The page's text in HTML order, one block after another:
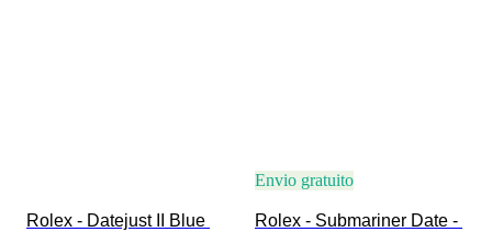
Rolex - Datejust II Blue
Envio gratuito
Rolex - Submariner Date -